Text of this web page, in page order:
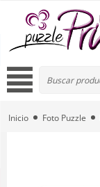
Inicio Foto Puzzle